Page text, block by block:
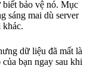
bảo vệ nó. Mục
sáng mai dù server
khác.
dữ liệu đã mất là
bạn ngay sau khi